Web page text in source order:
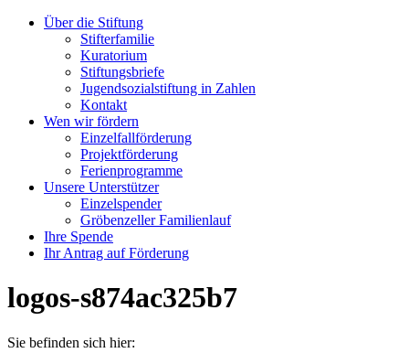
Über die Stiftung
Stifterfamilie
Kuratorium
Stiftungsbriefe
Jugendsozialstiftung in Zahlen
Kontakt
Wen wir fördern
Einzelfallförderung
Projektförderung
Ferienprogramme
Unsere Unterstützer
Einzelspender
Gröbenzeller Familienlauf
Ihre Spende
Ihr Antrag auf Förderung
logos-s874ac325b7
Sie befinden sich hier: